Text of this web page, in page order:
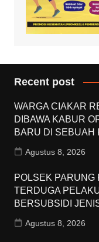
Recent post
WARGA CIAKAR
DIBAWA KABUR
BARU DI SEBUAH
Agustus 8, 2026
POLSEK PARUNG
TERDUGA
BERSUBSIDI
Agustus 8, 2026